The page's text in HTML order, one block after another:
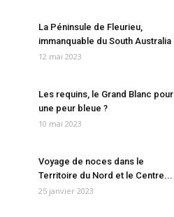
La Péninsule de Fleurieu,
immanquable du South Australia
12 mai 2023
Les requins, le Grand Blanc pour
une peur bleue ?
10 mai 2023
Voyage de noces dans le
Territoire du Nord et le Centre...
25 janvier 2023